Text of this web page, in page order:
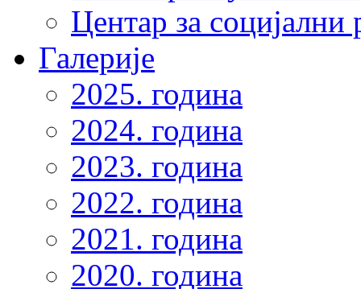
Центар за
Галерије
2025. година
2024. година
2023. година
2022. година
2021. година
2020. година